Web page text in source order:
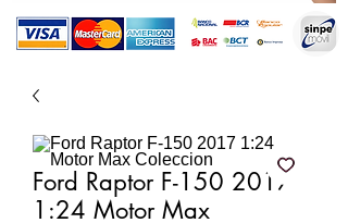
Ford Raptor F-150 2017
1:24 Motor Max